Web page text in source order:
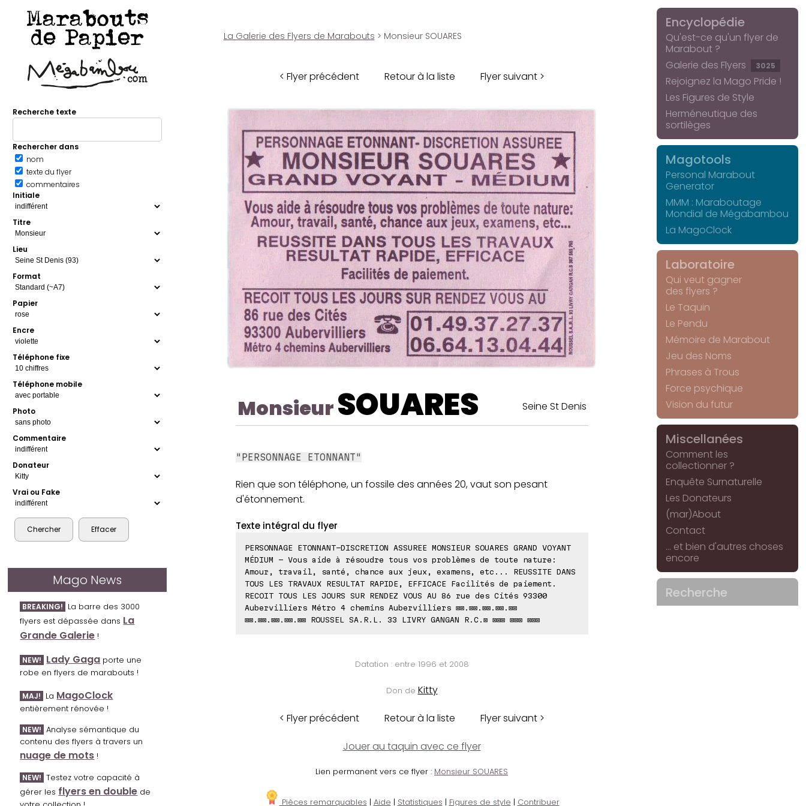
Marabouts
de Papier
Recherche texte
Rechercher dans
nom
texte du flyer
commentaires
Initiale
Titre
Lieu
Format
Papier
Encre
Téléphone fixe
Téléphone mobile
Photo
Commentaire
Donateur
Vrai ou Fake
Mago News
BREAKING! La barre des 3000
flyers est dépassée dans La
Grande Galerie !
NEW! Lady Gaga porte une
robe en flyers de marabouts !
MAJ! La MagoClock
entièrement rénovée !
NEW! Analyse sémantique du
contenu des flyers à travers un
nuage de mots !
NEW! Testez votre capacité à
gérer les flyers en double de
La Galerie des Flyers de Marabouts > Monsieur SOUARES
< Flyer précédent Retour à la liste Flyer suivant >
MonsieurSOUARES Seine St Denis
"PERSONNAGE ETONNANT"
Rien que son téléphone, un fossile des années 20, vaut son pesant
d'étonnement.
Texte intégral du flyer
PERSONNAGE ETONNANT-DISCRETION ASSUREE MONSIEUR SOUARES GRAND VOYANT
MÉDIUM - Vous aide à résoudre tous vos problèmes de toute nature:
Amour, travail, santé, chance aux jeux, examens, etc... REUSSITE DANS
TOUS LES TRAVAUX RESULTAT RAPIDE, EFFICACE Facilités de paiement.
RECOIT TOUS LES JOURS SUR RENDEZ VOUS AU 86 rue des Cités 93300
Aubervilliers Métro 4 chemins Aubervilliers ⊠⊠.⊠⊠.⊠⊠.⊠⊠.⊠⊠
⊠⊠.⊠⊠.⊠⊠.⊠⊠.⊠⊠ ROUSSEL SA.R.L. 33 LIVRY GANGAN R.C.⊠ ⊠⊠⊠ ⊠⊠⊠ ⊠⊠⊠
Datation : entre 1996 et 2008
Don de Kitty
< Flyer précédent Retour à la liste Flyer suivant >
Jouer au taquin avec ce flyer
Lien permanent vers ce flyer : Monsieur SOUARES
Pièces remarquables | Aide | Statistiques | Figures de style | Contribuer
Encyclopédie
Qu'est-ce qu'un flyer de
Marabout ?
Galerie des Flyers
3025
Rejoignez la Mago Pride !
Les Figures de Style
Herméneutique des
sortilèges
Magotools
Personal Marabout
Generator
MMM : Maraboutage
Mondial de Mégabambou
La MagoClock
Laboratoire
Qui veut gagner
des flyers ?
Le Taquin
Le Pendu
Mémoire de Marabout
Jeu des Noms
Phrases à Trous
Force psychique
Vision du futur
Miscellanées
Comment les
collectionner ?
Enquête Surnaturelle
Les Donateurs
(mar)About
Contact
... et bien d'autres choses
encore
Recherche